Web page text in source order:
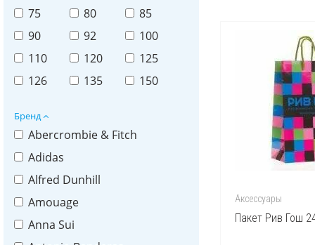
75
80
85
90
92
100
110
120
125
126
135 150
Бренд
Abercrombie & Fitch
Adidas
Alfred Dunhill
Amouage
Anna Sui
Аксессуары
Пакет Рив Гош